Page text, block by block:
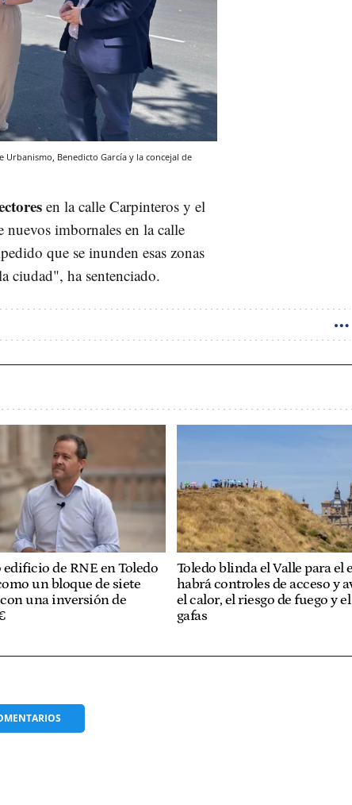
Urbanismo, Benedicto García y la concejal de
en la calle Carpinteros y el
nuevos imbornales en la calle
que se inunden esas zonas
ciudad", ha sentenciado.
de RNE en Toledo
un bloque de siete
una inversión de
Toledo blinda el Valle para el
habrá controles de acceso y
el calor, el riesgo de fuego y
gafas